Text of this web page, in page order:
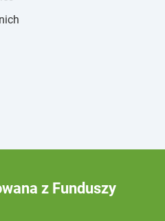
z Funduszy